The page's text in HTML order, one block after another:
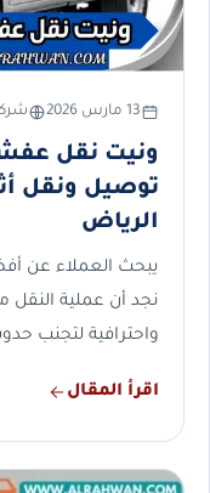
13 مارس 2026
توصيل ونقل
الرياض
يبحث العملاء عن
نجد أن عملية النقل
واحترافية لتجنب
اقرأ المقال